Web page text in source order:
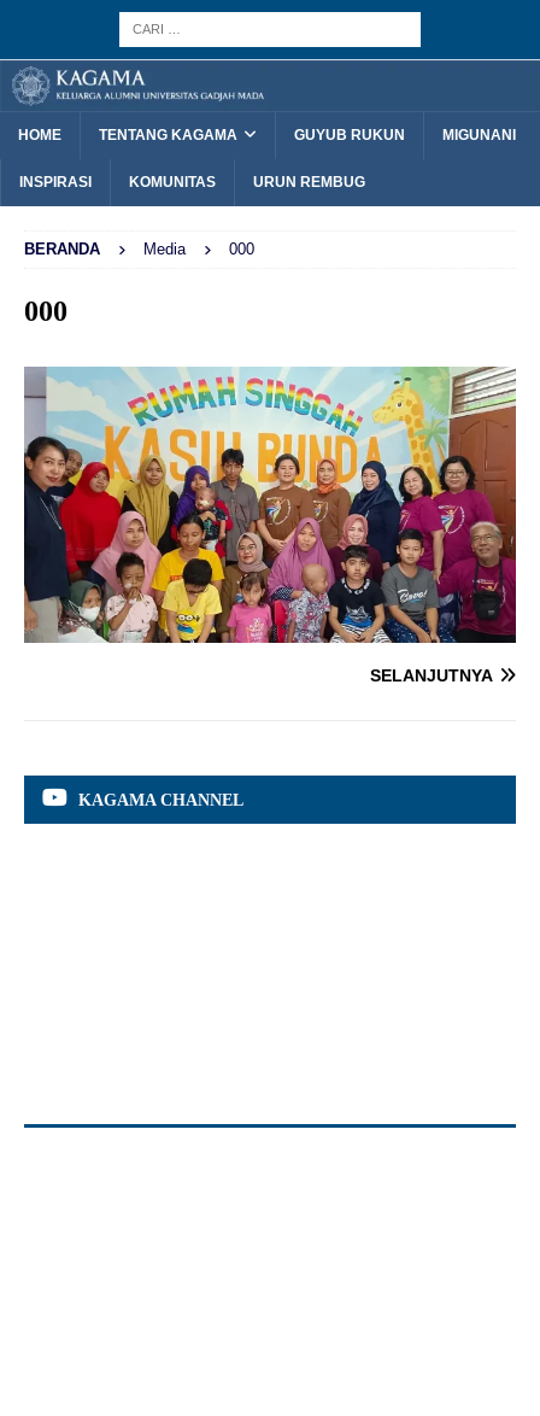
HOME TENTANG KAGAMA GUYUB RUKUN MIGUNANI
INSPIRASI KOMUNITAS URUN REMBUG
BERANDA Media 000
000
SELANJUTNYA
KAGAMA CHANNEL